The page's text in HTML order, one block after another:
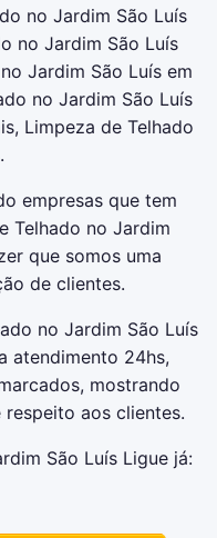
no Jardim São Luís
no Jardim São Luís
Jardim São Luís em
no Jardim São Luís
Limpeza de Telhado
empresas que tem
Telhado no Jardim
que somos uma
de clientes.
no Jardim São Luís
atendimento 24hs,
mostrando
aos clientes.
São Luís Ligue já: